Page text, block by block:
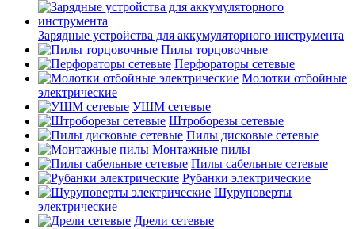
Зарядные устройства для аккумуляторного инструмента
Пилы торцовочные
Перфораторы сетевые
Молотки отбойные
электрические
УШМ сетевые
Штроборезы сетевые
Пилы дисковые сетевые
Монтажные пилы
Пилы сабельные сетевые
Рубанки электрические
Шуруповерты
электрические
Дрели сетевые